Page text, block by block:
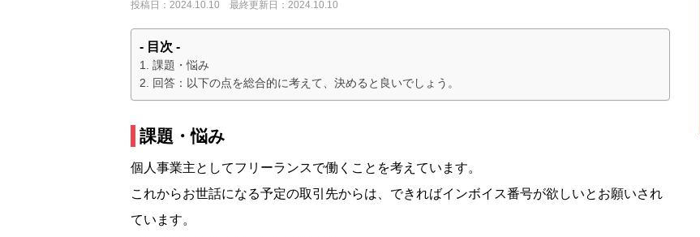
投稿日：2024.10.10 最終更新日：2024.10.10
- 目次 -
課題・悩み
回答：以下の点を総合的に考えて、決めると良いでしょう。
課題・悩み
個人事業主としてフリーランスで働くことを考えています。
これからお世話になる予定の取引先からは、できればインボイス番号が欲しいとお願いされ
ています。